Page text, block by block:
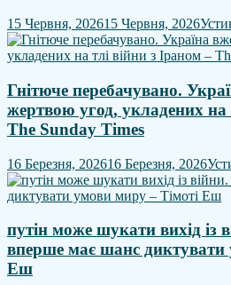
15 Червня, 202615 Червня, 2026
Гнітюче перебачувано.
жертвою угод, укладених на
The Sunday Times
16 Березня, 202616 Березня, 2026
путін може шукати вихід із
вперше має шанс диктувати
Еш